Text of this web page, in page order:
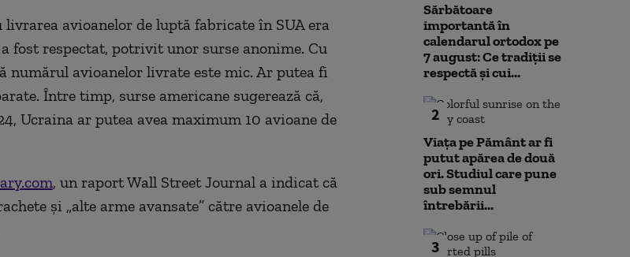
avioanelor de luptă fabricate în SUA era
fost respectat, potrivit unor surse anonime. Cu
numărul avioanelor livrate este mic. Ar putea fi
Între timp, surse americane sugerează că,
Ucraina ar putea avea maximum 10 avioane de
, un raport Wall Street Journal a indicat că
și „alte arme avansate” către avioanele de
Sărbătoare
importantă în
calendarul ortodox pe
7 august: Ce tradiții se
respectă și cui...
2
Viața pe Pământ ar fi
putut apărea de două
ori. Studiul care pune
sub semnul
întrebării...
3